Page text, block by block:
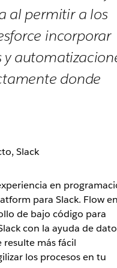
al permitir a los
incorporar
y
donde
Slack
en
para Slack. Flow
de bajo código para
con la ayuda de
resulte más fácil
los procesos en tu